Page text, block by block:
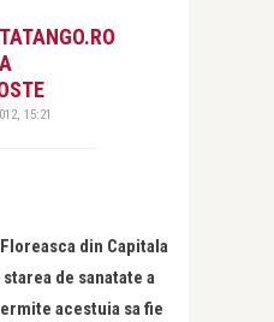
15:21
din Capitala
de sanatate a
acestuia sa fie